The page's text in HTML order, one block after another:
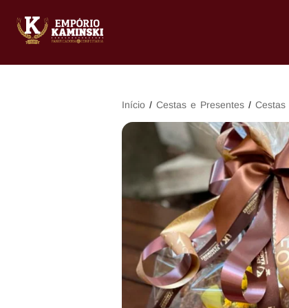
Início / Cestas e Presentes / Cestas